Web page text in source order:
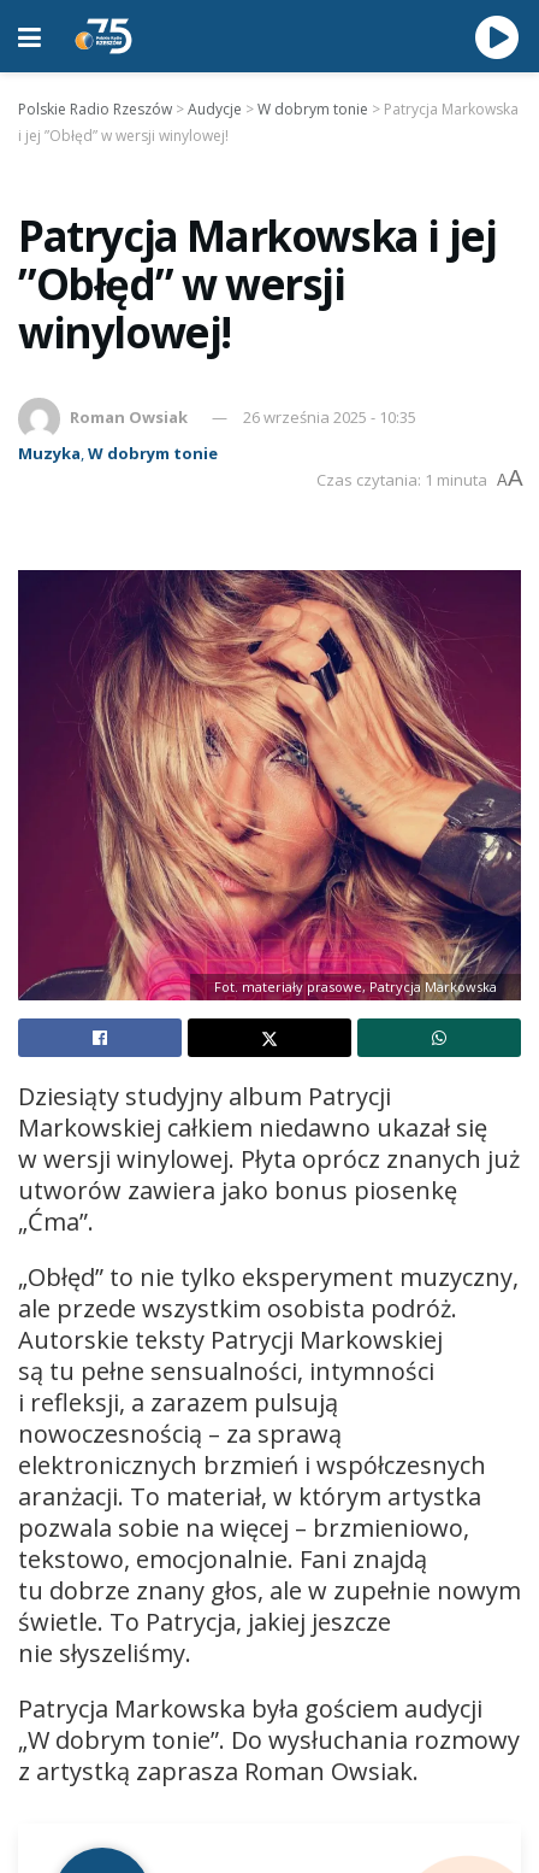
Polskie Radio Rzeszów >Audycje >W dobrym tonie > Patrycja Markowska
i jej ”Obłęd” w wersji winylowej!
Patrycja Markowska i jej
”Obłęd” w wersji
winylowej!
Roman Owsiak
26 września 2025 - 10:35
Muzyka,W dobrym tonie
Czas czytania: 1 minuta AA
Fot. materiały prasowe, Patrycja Markowska
Dziesiąty studyjny album Patrycji
Markowskiej całkiem niedawno ukazał się
w wersji winylowej. Płyta oprócz znanych już
utworów zawiera jako bonus piosenkę
„Ćma”.
„Obłęd” to nie tylko eksperyment muzyczny,
ale przede wszystkim osobista podróż.
Autorskie teksty Patrycji Markowskiej
są tu pełne sensualności, intymności
i refleksji, a zarazem pulsują
nowoczesnością – za sprawą
elektronicznych brzmień i współczesnych
aranżacji. To materiał, w którym artystka
pozwala sobie na więcej – brzmieniowo,
tekstowo, emocjonalnie. Fani znajdą
tu dobrze znany głos, ale w zupełnie nowym
świetle. To Patrycja, jakiej jeszcze
nie słyszeliśmy.
Patrycja Markowska była gościem audycji
„W dobrym tonie”. Do wysłuchania rozmowy
z artystką zaprasza Roman Owsiak.
plików